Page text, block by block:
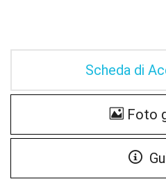
Scheda di
Foto